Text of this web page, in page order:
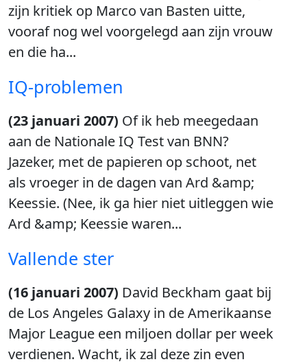
zijn kritiek op Marco van Basten uitte,
vooraf nog wel voorgelegd aan zijn vrouw
en die ha...
IQ-problemen
(23 januari 2007) Of ik heb meegedaan
aan de Nationale IQ Test van BNN?
Jazeker, met de papieren op schoot, net
als vroeger in de dagen van Ard &amp;
Keessie. (Nee, ik ga hier niet uitleggen wie
Ard &amp; Keessie waren...
Vallende ster
(16 januari 2007) David Beckham gaat bij
de Los Angeles Galaxy in de Amerikaanse
Major League een miljoen dollar per week
verdienen. Wacht, ik zal deze zin even